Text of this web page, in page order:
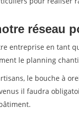
réseau
entreprise en tant
le planning
le bouche à
il faudra